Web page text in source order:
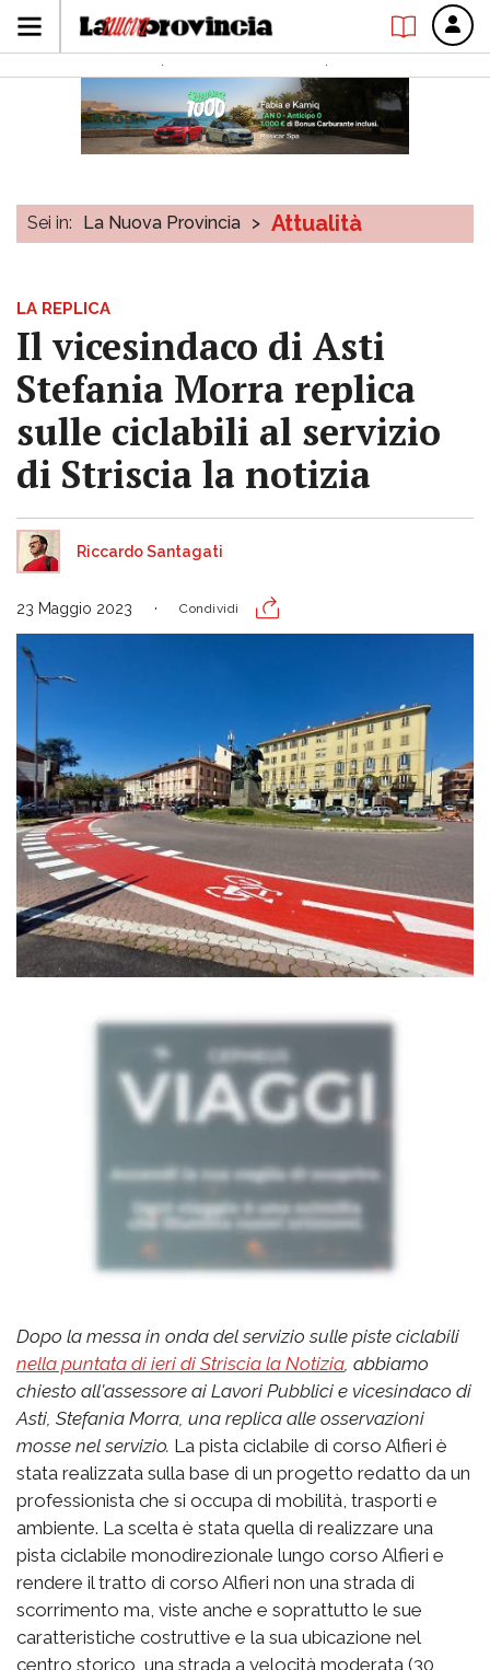
Sei in: La Nuova Provincia > Attualità
LA REPLICA
Il vicesindaco di Asti
Stefania Morra replica
sulle ciclabili al servizio
di Striscia la notizia
Riccardo Santagati
23 Maggio 2023 Condividi
Dopo la messa in onda del servizio sulle piste ciclabili
nella puntata di ieri di Striscia la Notizia , abbiamo
chiesto all'assessore ai Lavori Pubblici e vicesindaco di
Asti, Stefania Morra, una replica alle osservazioni
mosse nel servizio. La pista ciclabile di corso Alfieri è
stata realizzata sulla base di un progetto redatto da un
professionista che si occupa di mobilità, trasporti e
ambiente. La scelta è stata quella di realizzare una
pista ciclabile monodirezionale lungo corso Alfieri e
rendere il tratto di corso Alfieri non una strada di
scorrimento ma, viste anche e soprattutto le sue
caratteristiche costruttive e la sua ubicazione nel
centro storico, una strada a velocità moderata (30